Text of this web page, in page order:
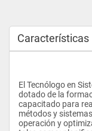
Características
El Tecnólogo en
dotado de la
capacitado para
métodos y
operación y